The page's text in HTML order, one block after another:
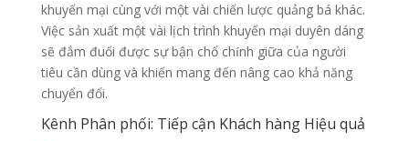
khuyến mại cùng với một vài chiến lược quảng bá khác.
Việc sản xuất một vài lịch trình khuyến mại duyên dáng
sẽ đắm đuối được sự bận chổ chính giữa của người
tiêu cần dùng và khiến mang đến nâng cao khả năng
chuyển đổi.
Kênh Phân phối: Tiếp cận Khách hàng Hiệu quả